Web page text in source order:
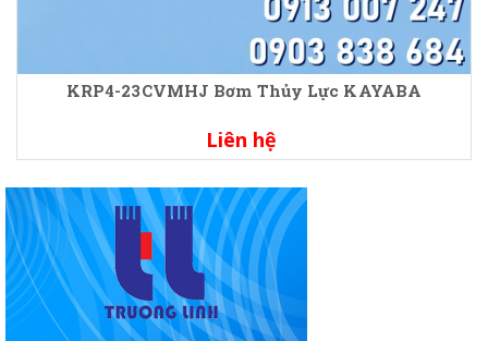
KRP4-23CVMHJ Bơm Thủy Lực KAYABA
Liên hệ